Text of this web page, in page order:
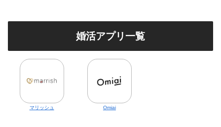
婚活アプリ一覧
マリッシュ Omiai